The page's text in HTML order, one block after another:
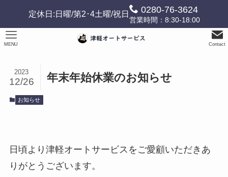
定休日:日曜/第2･4土曜/祝日 0280-76-3624
営業時間：8:30-18:00
Contact
MENU
年末年始休業のお知らせ
2023
12/26
お知らせ
日頃より津軽オートサービスをご愛顧いただきあ
りがとうございます。